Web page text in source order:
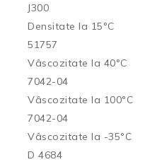
J300
Densitate la
51757
Vâscozitate la
7042-04
Vâscozitate la
7042-04
Vâscozitate la -
D 4684